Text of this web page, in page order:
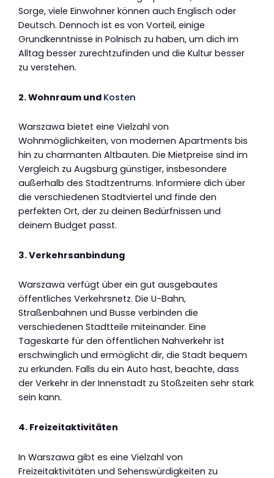
Sorge, viele Einwohner können auch Englisch oder
Deutsch. Dennoch ist es von Vorteil, einige
Grundkenntnisse in Polnisch zu haben, um dich im
Alltag besser zurechtzufinden und die Kultur besser
zu verstehen.
2. Wohnraum und Kosten
Warszawa bietet eine Vielzahl von
Wohnmöglichkeiten, von modernen Apartments bis
hin zu charmanten Altbauten. Die Mietpreise sind im
Vergleich zu Augsburg günstiger, insbesondere
außerhalb des Stadtzentrums. Informiere dich über
die verschiedenen Stadtviertel und finde den
perfekten Ort, der zu deinen Bedürfnissen und
deinem Budget passt.
3. Verkehrsanbindung
Warszawa verfügt über ein gut ausgebautes
öffentliches Verkehrsnetz. Die U-Bahn,
Straßenbahnen und Busse verbinden die
verschiedenen Stadtteile miteinander. Eine
Tageskarte für den öffentlichen Nahverkehr ist
erschwinglich und ermöglicht dir, die Stadt bequem
zu erkunden. Falls du ein Auto hast, beachte, dass
der Verkehr in der Innenstadt zu Stoßzeiten sehr stark
sein kann.
4. Freizeitaktivitäten
In Warszawa gibt es eine Vielzahl von
Freizeitaktivitäten und Sehenswürdigkeiten zu